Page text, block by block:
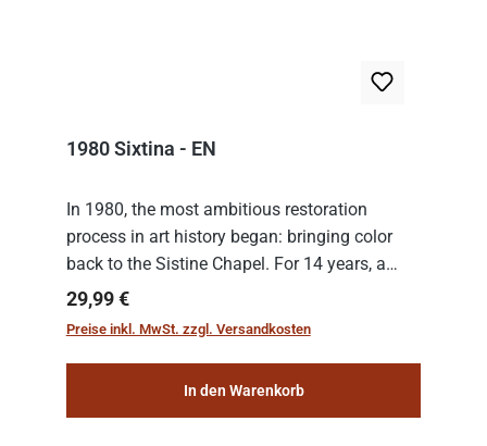
1980 Sixtina - EN
In 1980, the most ambitious restoration
process in art history began: bringing color
back to the Sistine Chapel. For 14 years, a
team of experts from the Vatican undertook
the meticulous job of cleaning and
Regulärer Preis:
29,99 €
Preise inkl. MwSt. zzgl. Versandkosten
In den Warenkorb